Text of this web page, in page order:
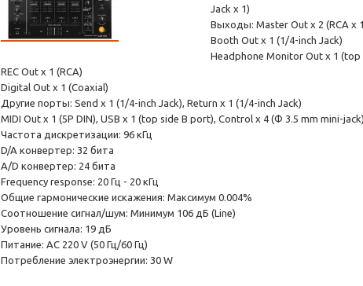
Jack х 1)
Выходы: Master Out х 2 (RCA х
Booth Out х 1 (1/4-inch Jack)
Headphone Monitor Out х 1 (top
REC Out х 1 (RCA)
Digital Out х 1 (Coaxial)
Другие порты: Send х 1 (1/4-inch Jack), Return х 1 (1/4-inch Jack)
MIDI Out х 1 (5P DIN), USB х 1 (top side B port), Control х 4 (Φ 3.5 mm mini-jack)
Частота дискретизации: 96 кГц
D/A конвертер: 32 бита
A/D конвертер: 24 бита
Frequency response: 20 Гц - 20 кГц
Общие гармонические искажения: Максимум 0.004%
Соотношение сигнал/шум: Минимум 106 дБ (Line)
Уровень сигнала: 19 дБ
Питание: AC 220 V (50 Гц/60 Гц)
Потребление электроэнергии: 30 W